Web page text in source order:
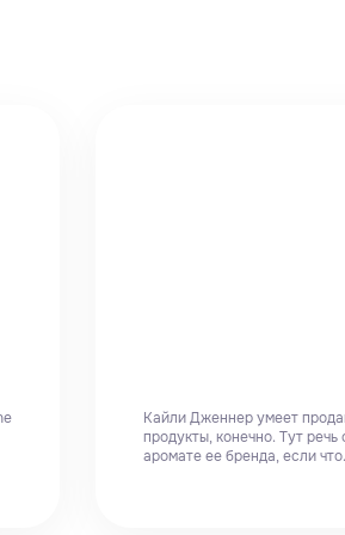
Кайли Дженнер умеет
продукты, конечно. Тут речь
аромате ее бренда, если что.